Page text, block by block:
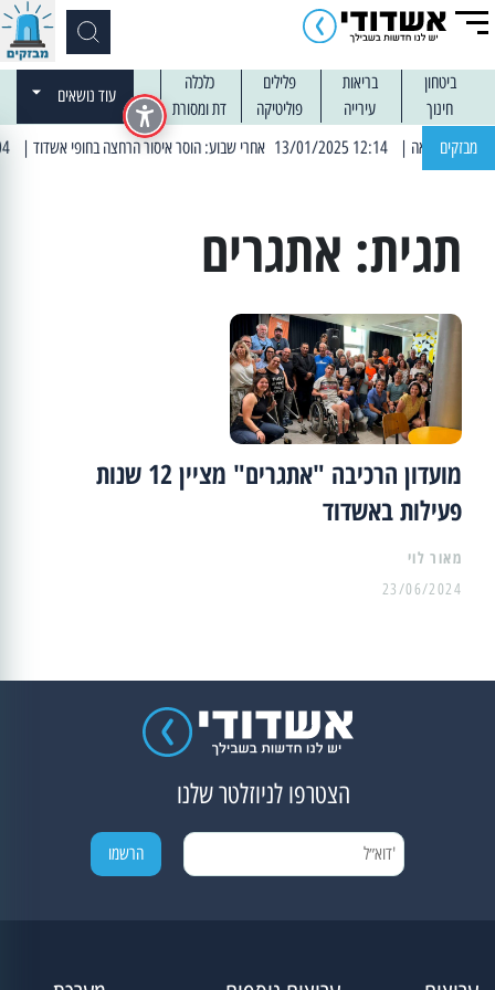
ביטחון בריאות פלילים
כלכלה
חינוך
עירייה פוליטיקה דת ומסורת
עוד נושאים
מבזקים | 12:14 13/01/2025 אחרי שבוע: הוסר איסור הרחצה בחופי אשדוד | 13:04 14/01/2025 עובדים בלילות: עבודות קרצוף וריבוד אספלט
תגית: אתגרים
מועדון הרכיבה "אתגרים" מציין 12 שנות
פעילות באשדוד
מאור לוי
23/06/2024
הצטרפו לניוזלטר שלנו